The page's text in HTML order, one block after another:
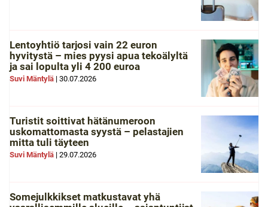
Lentoyhtiö tarjosi vain 22 euron
hyvitystä – mies pyysi apua tekoälyltä
ja sai lopulta yli 4 200 euroa
Suvi Mäntylä | 30.07.2026
Turistit soittivat hätänumeroon
uskomattomasta syystä – pelastajien
mitta tuli täyteen
Suvi Mäntylä | 29.07.2026
Somejulkkikset matkustavat yhä